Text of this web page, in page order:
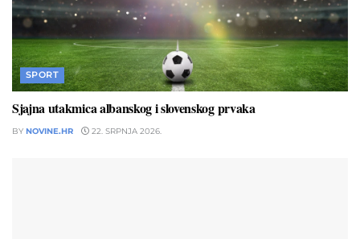
SPORT
Sjajna utakmica albanskog i slovenskog prvaka
BY NOVINE.HR 22. SRPNJA 2026.